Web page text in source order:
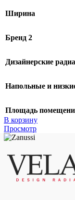
Ширина
Бренд 2
Дизайнерские
Напольные и
Площадь
В корзину
Просмотр